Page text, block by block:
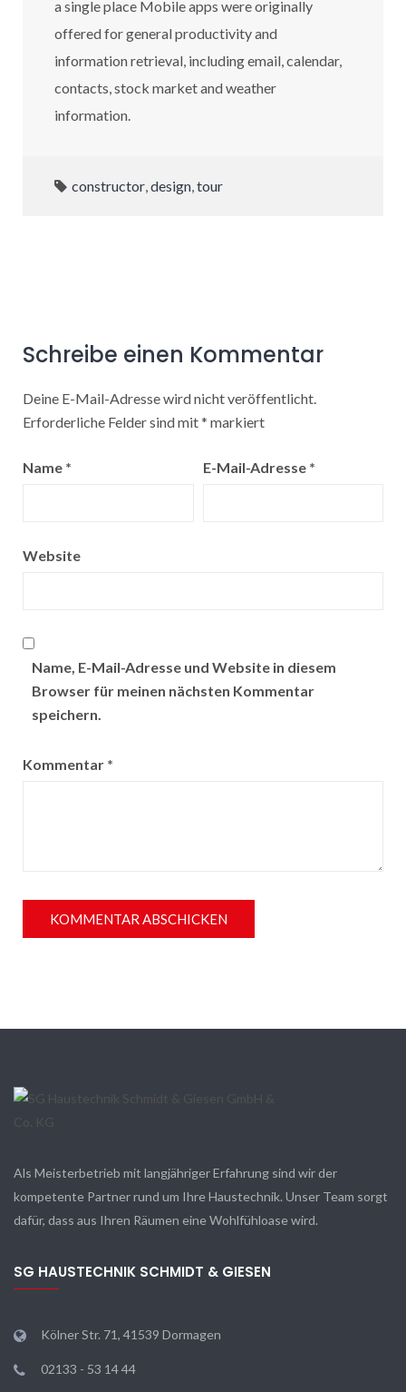
a single place Mobile apps were originally
offered for general productivity and
information retrieval, including email, calendar,
contacts, stock market and weather
information.
constructor ,design ,tour
Schreibe einen Kommentar
Deine E-Mail-Adresse wird nicht veröffentlicht.
Erforderliche Felder sind mit* markiert
Name * E-Mail-Adresse *
Website
Name, E-Mail-Adresse und Website in diesem
Browser für meinen nächsten Kommentar
speichern.
Kommentar *
Als Meisterbetrieb mit langjähriger Erfahrung sind wir der
kompetente Partner rund um Ihre Haustechnik. Unser Team sorgt
dafür, dass aus Ihren Räumen eine Wohlfühloase wird.
SG HAUSTECHNIK SCHMIDT & GIESEN
Kölner Str. 71, 41539 Dormagen
02133 - 53 14 44